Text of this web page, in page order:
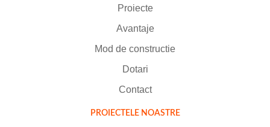
Proiecte
Avantaje
Mod de constructie
Dotari
Contact
PROIECTELE NOASTRE